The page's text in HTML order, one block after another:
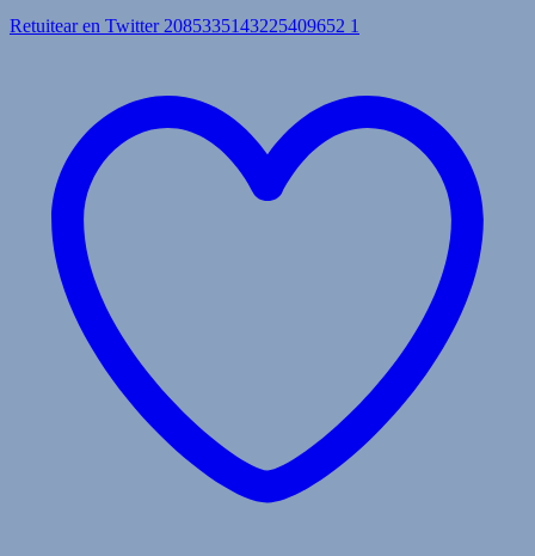
Retuitear en Twitter 2085335143225409652 1